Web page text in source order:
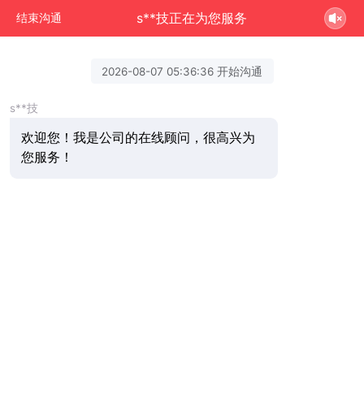
结束沟通 s**技正在为您服务
2026-08-07 05:36:36 开始沟通
s**技
欢迎您！我是公司的在线顾问，很高兴为
您服务！